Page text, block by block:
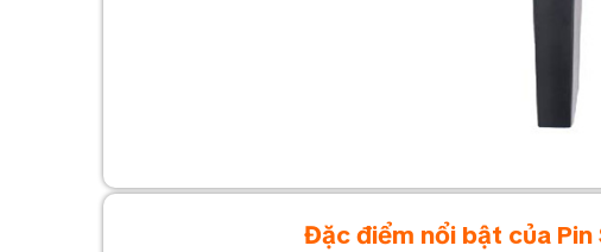
Đặc điểm nổi bật của